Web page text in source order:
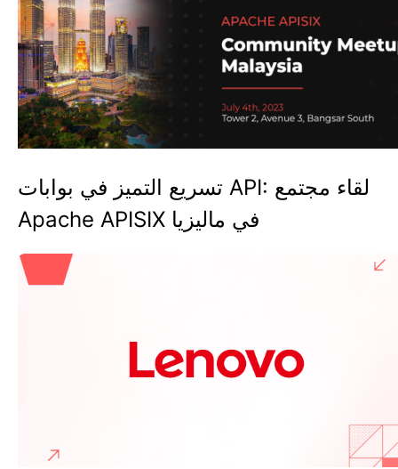
تسريع التميز في بوابات API: لقاء مجتمع
Apache APISIX في ماليزيا